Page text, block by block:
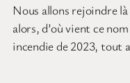
Nous allons rejoindre
alors, d’où vient ce
incendie de 2023, tout